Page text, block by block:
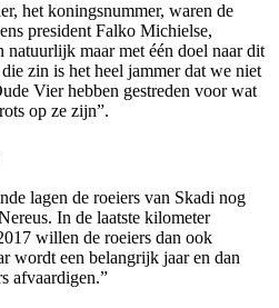
het koningsnummer, waren de
president Falko Michielse,
natuurlijk maar met één doel naar dit
zin is het heel jammer dat we niet
Vier hebben gestreden voor wat
op ze zijn”.
lagen de roeiers van Skadi nog
In de laatste kilometer
willen de roeiers dan ook
wordt een belangrijk jaar en dan
afvaardigen.”